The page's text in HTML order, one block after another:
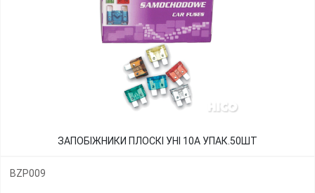
ЗАПОБІЖНИКИ ПЛОСКІ УНІ 10А УПАК.50ШТ
BZP009